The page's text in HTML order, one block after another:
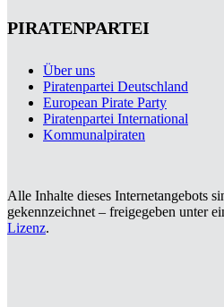
PIRATENPARTEI
Über uns
Piratenpartei Deutschland
European Pirate Party
Piratenpartei International
Kommunalpiraten
Alle Inhalte dieses Internetangebots
gekennzeichnet – freigegeben unter
Lizenz.